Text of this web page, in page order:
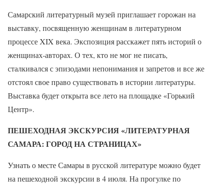
Самарский литературный музей приглашает горожан на
выставку, посвященную женщинам в литературном
процессе XIX века. Экспозиция расскажет пять историй о
женщинах-авторах. О тех, кто не мог не писать,
сталкивался с эпизодами непонимания и запретов и все же
отстоял свое право существовать в истории литературы.
Выставка будет открыта все лето на площадке «Горький
Центр».
ПЕШЕХОДНАЯ ЭКСКУРСИЯ «ЛИТЕРАТУРНАЯ
САМАРА: ГОРОД НА СТРАНИЦАХ»
Узнать о месте Самары в русской литературе можно будет
на пешеходной экскурсии в 4 июля. На прогулке по